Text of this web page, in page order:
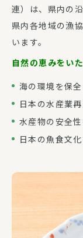
連）は、県内の
県内各地域の漁
います。
自然の恵みをい
海の環境を保
日本の水産業
水産物の安全
日本の魚食文